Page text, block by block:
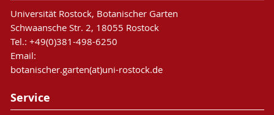
Universität Rostock, Botanischer Garten
Schwaansche Str. 2, 18055 Rostock
Tel.: +49(0)381-498-6250
Email:
botanischer.garten(at)uni-rostock.de
Service